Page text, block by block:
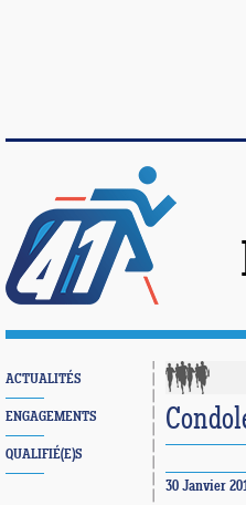
ACTUALITÉS
ENGAGEMENTS
QUALIFIÉ(E)S
30 Janvier